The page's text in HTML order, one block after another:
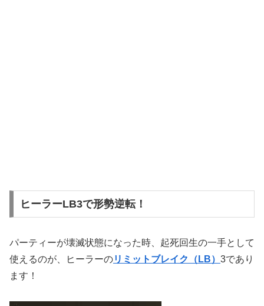
ヒーラーLB3で形勢逆転！
パーティーが壊滅状態になった時、起死回生の一手として
使えるのが、ヒーラーのリミットブレイク（LB） 3であり
ます！